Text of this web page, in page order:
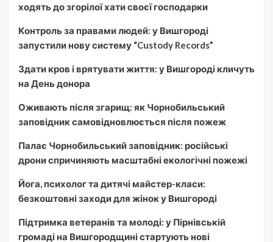
ходять до згорілої хати своєї господарки
Контроль за правами людей: у Вишгороді
запустили нову систему “Custody Records”
Здати кров і врятувати життя: у Вишгороді кличуть
на День донора
Оживають після згарищ: як Чорнобильський
заповідник самовідновлюється після пожеж
Палає Чорнобильський заповідник: російські
дрони спричиняють масштабні екологічні пожежі
Йога, психолог та дитячі майстер-класи:
безкоштовні заходи для жінок у Вишгороді
Підтримка ветеранів та молоді: у Пірнівській
громаді на Вишгородщині стартують нові